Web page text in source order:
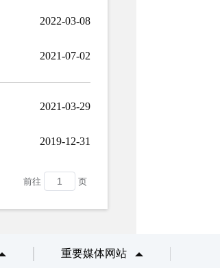
2022-03-08
2021-07-02
2021-03-29
2019-12-31
前往 页
重要媒体网站